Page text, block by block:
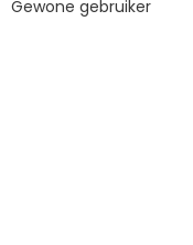
Gewone gebruiker